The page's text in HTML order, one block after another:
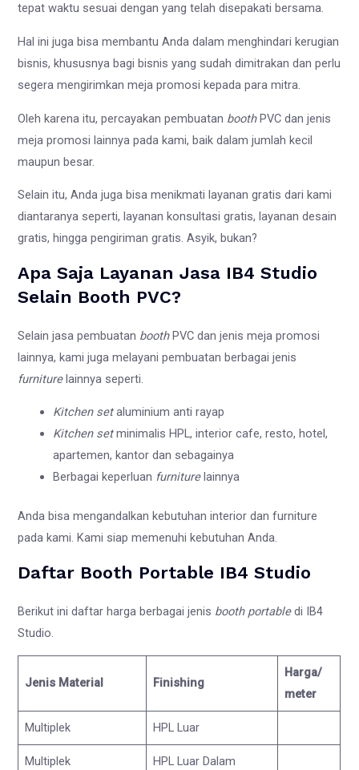
tepat waktu sesuai dengan yang telah disepakati bersama.
Hal ini juga bisa membantu Anda dalam menghindari kerugian
bisnis, khususnya bagi bisnis yang sudah dimitrakan dan perlu
segera mengirimkan meja promosi kepada para mitra.
Oleh karena itu, percayakan pembuatan boothPVC dan jenis
meja promosi lainnya pada kami, baik dalam jumlah kecil
maupun besar.
Selain itu, Anda juga bisa menikmati layanan gratis dari kami
diantaranya seperti, layanan konsultasi gratis, layanan desain
gratis, hingga pengiriman gratis. Asyik, bukan?
Apa Saja Layanan Jasa IB4 Studio
Selain Booth PVC?
Selain jasa pembuatan boothPVC dan jenis meja promosi
lainnya, kami juga melayani pembuatan berbagai jenis
furniturelainnya seperti.
Kitchen setaluminium anti rayap
Kitchen setminimalis HPL, interior cafe, resto, hotel,
apartemen, kantor dan sebagainya
Berbagai keperluan furniturelainnya
Anda bisa mengandalkan kebutuhan interior dan furniture
pada kami. Kami siap memenuhi kebutuhan Anda.
Daftar Booth Portable IB4 Studio
Berikut ini daftar harga berbagai jenis booth portabledi IB4
Studio.
Jenis Material Finishing
Harga/
meter
Multiplek HPL Luar
Multiplek HPL Luar Dalam